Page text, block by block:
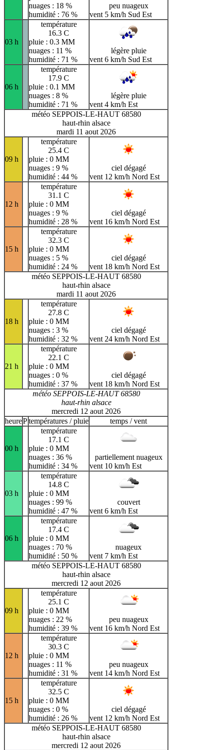
nuages : 18 %
humidité : 76 %
peu nuageux
vent 5 km/h Sud Est
03 h
température
16.3 C
pluie : 0.3 MM
nuages : 11 %
humidité : 71 %
légère pluie
vent 6 km/h Sud Est
06 h
température
17.9 C
pluie : 0.1 MM
nuages : 8 %
humidité : 71 %
légère pluie
vent 4 km/h Est
météo SEPPOIS-LE-HAUT 68580
haut-rhin alsace
mardi 11 aout 2026
09 h
température
25.4 C
pluie : 0 MM
nuages : 9 %
humidité : 44 %
ciel dégagé
vent 12 km/h Nord Est
12 h
température
31.1 C
pluie : 0 MM
nuages : 9 %
humidité : 28 %
ciel dégagé
vent 16 km/h Nord Est
15 h
température
32.3 C
pluie : 0 MM
nuages : 5 %
humidité : 24 %
ciel dégagé
vent 18 km/h Nord Est
météo SEPPOIS-LE-HAUT 68580
haut-rhin alsace
mardi 11 aout 2026
18 h
température
27.8 C
pluie : 0 MM
nuages : 3 %
humidité : 32 %
ciel dégagé
vent 24 km/h Nord Est
21 h
température
22.1 C
pluie : 0 MM
nuages : 0 %
humidité : 37 %
ciel dégagé
vent 18 km/h Nord Est
météo SEPPOIS-LE-HAUT 68580
haut-rhin alsace
mercredi 12 aout 2026
heurePtempératures / pluie temps / vent
00 h
température
17.1 C
pluie : 0 MM
nuages : 36 %
humidité : 34 %
partiellement nuageux
vent 10 km/h Est
03 h
température
14.8 C
pluie : 0 MM
nuages : 99 %
humidité : 47 %
couvert
vent 6 km/h Est
06 h
température
17.4 C
pluie : 0 MM
nuages : 70 %
humidité : 50 %
nuageux
vent 7 km/h Est
météo SEPPOIS-LE-HAUT 68580
haut-rhin alsace
mercredi 12 aout 2026
09 h
température
25.1 C
pluie : 0 MM
nuages : 22 %
humidité : 39 %
peu nuageux
vent 16 km/h Nord Est
12 h
température
30.3 C
pluie : 0 MM
nuages : 11 %
humidité : 31 %
peu nuageux
vent 14 km/h Nord Est
15 h
température
32.5 C
pluie : 0 MM
nuages : 0 %
humidité : 26 %
ciel dégagé
vent 12 km/h Nord Est
météo SEPPOIS-LE-HAUT 68580
haut-rhin alsace
mercredi 12 aout 2026